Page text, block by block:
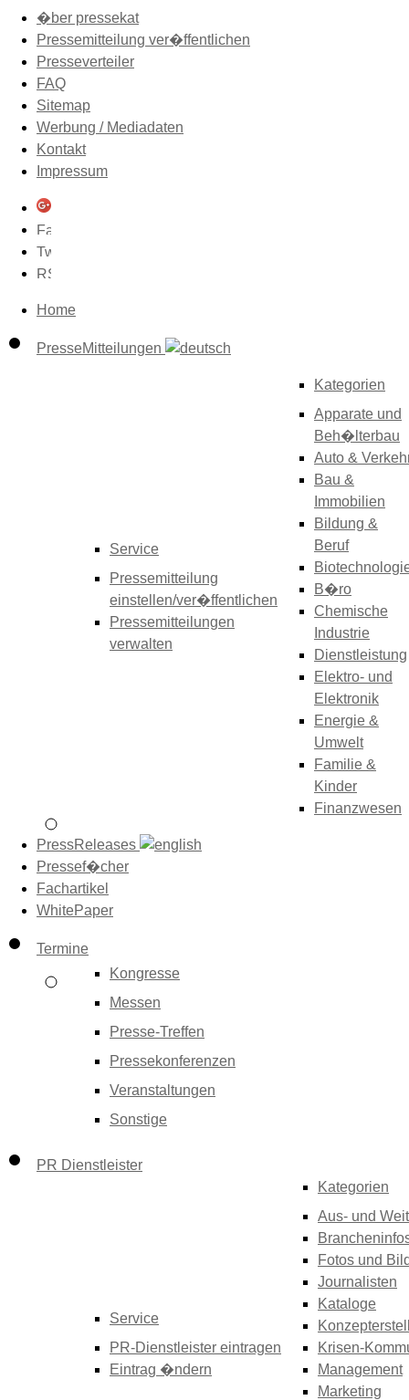
�ber pressekat
Pressemitteilung ver�ffentlichen
Presseverteiler
FAQ
Sitemap
Werbung / Mediadaten
Kontakt
Impressum
Home
PresseMitteilungen
Service
Pressemitteilung
einstellen/ver�ffentlichen
Pressemitteilungen
verwalten
Kategorien
Apparate und
Beh�lterbau
Auto &
Bau &
Immobilien
Bildung &
Beruf
B�ro
Chemische
Industrie
Dienstleistung
Elektro- und
Elektronik
Energie &
Umwelt
Familie &
Kinder
Finanzwesen
PressReleases
Pressef�cher
Fachartikel
WhitePaper
Termine
Kongresse
Messen
Presse-Treffen
Pressekonferenzen
Veranstaltungen
Sonstige
PR Dienstleister
Service
PR-Dienstleister eintragen
Eintrag �ndern
Kategorien
Aus- und
Fotos und
Journalisten
Kataloge
Krisen-
Management
Marketing